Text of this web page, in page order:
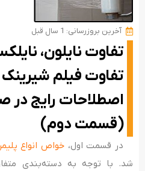
آخرین بروزرسانی: 1 سال قبل
تفاوت نایلون،
تفاوت فیلم
اصطلاحات رایج در
(قسمت دوم)
در قسمت اول،خواص انواع
شد. با توجه به دسته‌بندی